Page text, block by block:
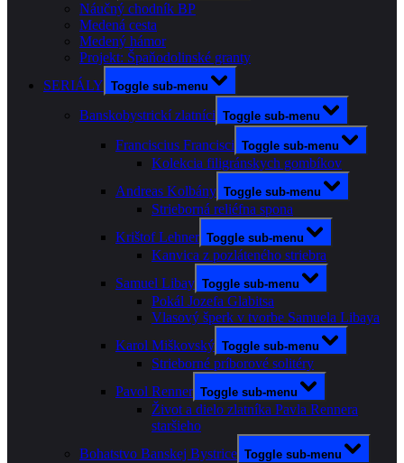
Náučný chodník BP
Medená cesta
Medený hámor
Projekt: Špaňodolinské granty
SERIÁLY Toggle sub-menu
Banskobystrickí zlatníci Toggle sub-menu
Franciscius Francisci Toggle sub-menu
Kolekcia filigránskych gombíkov
Andreas Kolbány Toggle sub-menu
Strieborná reliéfna spona
Krištof Lehner Toggle sub-menu
Kanvica z pozláteného striebra
Samuel Libay Toggle sub-menu
Pokál Jozefa Glabitsa
Vlasový šperk v tvorbe Samuela Libaya
Karol Miškovský Toggle sub-menu
Strieborné príborové solitéry
Pavol Renner Toggle sub-menu
Život a dielo zlatníka Pavla Rennera
staršieho
Bohatstvo Banskej Bystrice Toggle sub-menu